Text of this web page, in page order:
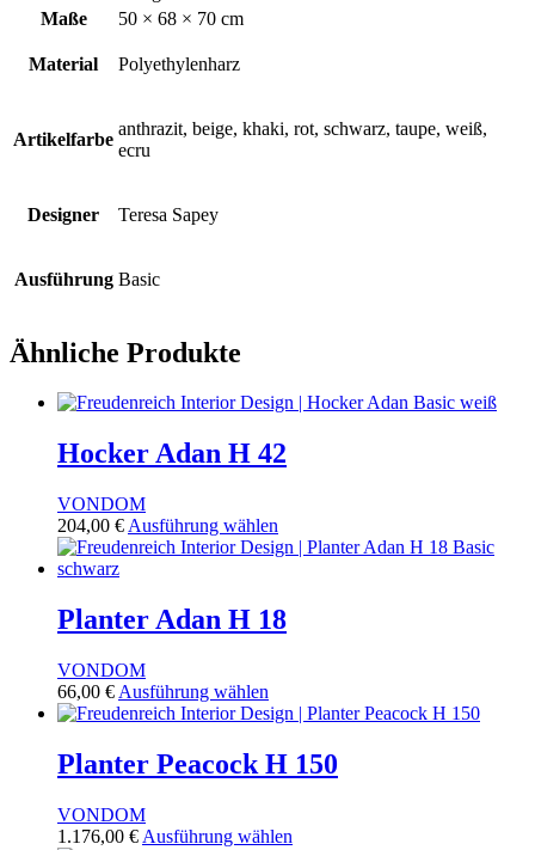
Maße
50 × 68 × 70 cm
Material Polyethylenharz
Artikelfarbe
anthrazit, beige, khaki, rot, schwarz, taupe, weiß,
ecru
Designer Teresa Sapey
Ausführung Basic
Ähnliche Produkte
Hocker Adan H 42
VONDOM
204,00 € Ausführung wählen
Produkt
Varianten
auf.
auf
Produktseite
gewählt
Planter Adan H 18
VONDOM
66,00 € Ausführung wählen
Produkt
mehrere
Varianten
Optionen
Planter Peacock H 150
VONDOM
1.176,00 € Ausführung wählen